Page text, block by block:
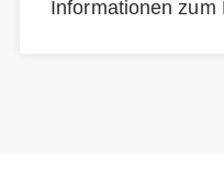
Informationen zum